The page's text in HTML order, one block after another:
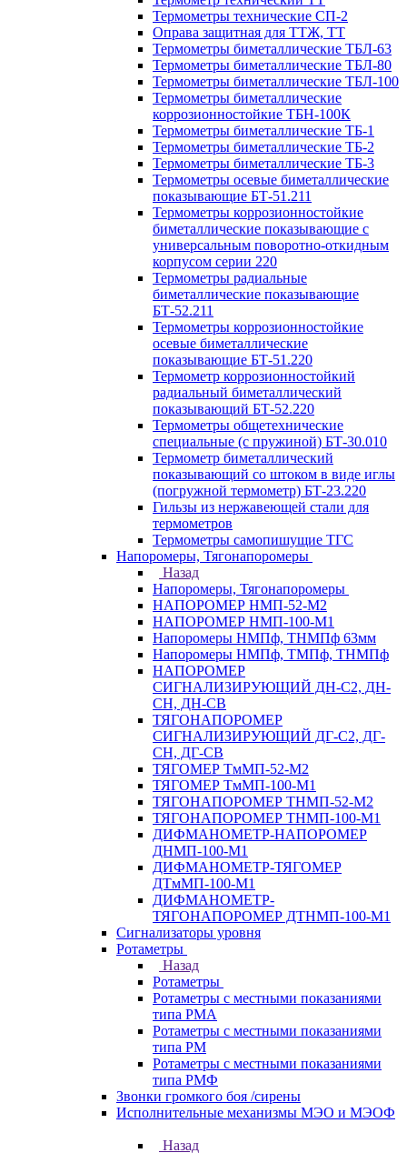
Термометры технические СП-2
Оправа защитная для ТТЖ, ТТ
Термометры биметаллические ТБЛ-63
Термометры биметаллические ТБЛ-80
Термометры биметаллические ТБЛ-100
Термометры биметаллические
коррозионностойкие ТБН-100К
Термометры биметаллические ТБ-1
Термометры биметаллические ТБ-2
Термометры биметаллические ТБ-3
Термометры осевые биметаллические
показывающие БТ-51.211
Термометры коррозионностойкие
биметаллические показывающие с
универсальным поворотно-откидным
корпусом серии 220
Термометры радиальные
биметаллические показывающие
БТ-52.211
Термометры коррозионностойкие
осевые биметаллические
показывающие БТ-51.220
Термометр коррозионностойкий
радиальный биметаллический
показывающий БТ-52.220
Термометры общетехнические
специальные (с пружиной) БТ-30.010
Термометр биметаллический
показывающий со штоком в виде иглы
(погружной термометр) БТ-23.220
Гильзы из нержавеющей стали для
термометров
Термометры самопишущие ТГС
Напоромеры, Тягонапоромеры
Назад
Напоромеры, Тягонапоромеры
НАПОРОМЕР НМП-52-М2
НАПОРОМЕР НМП-100-М1
Напоромеры НМПф, ТНМПф 63мм
Напоромеры НМПф, ТМПф, ТНМПф
НАПОРОМЕР
СИГНАЛИЗИРУЮЩИЙ ДН-С2, ДН-
СН, ДН-СВ
ТЯГОНАПОРОМЕР
СИГНАЛИЗИРУЮЩИЙ ДГ-С2, ДГ-
СН, ДГ-СВ
ТЯГОМЕР ТмМП-52-М2
ТЯГОМЕР ТмМП-100-М1
ТЯГОНАПОРОМЕР ТНМП-52-М2
ТЯГОНАПОРОМЕР ТНМП-100-М1
ДИФМАНОМЕТР-НАПОРОМЕР
ДНМП-100-М1
ДИФМАНОМЕТР-ТЯГОМЕР
ДТмМП-100-М1
ДИФМАНОМЕТР-
ТЯГОНАПОРОМЕР ДТНМП-100-М1
Сигнализаторы уровня
Ротаметры
Назад
Ротаметры
Ротаметры с местными показаниями
типа РМА
Ротаметры с местными показаниями
типа РМ
Ротаметры с местными показаниями
типа РМФ
Звонки громкого боя /сирены
Исполнительные механизмы МЭО и МЭОФ
Назад